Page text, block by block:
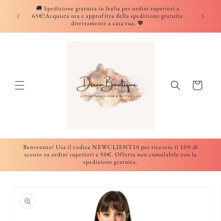
direttamente
ai contenuti
🚚 Spedizione gratuita in Italia per ordini superiori a
65€!Acquista ora e approfitta della spedizione gratuita
direttamente a casa tua. 💖
Carrello
Benvenuto! Usa il codice NEWCLIENT10 per ricevere il 10% di
sconto su ordini superiori a 50€. Offerta non cumulabile con la
spedizione gratuita.
informazioni
sul prodotto
o
s
r